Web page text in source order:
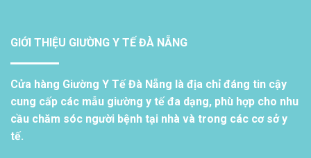
GIỚI THIỆU GIƯỜNG Y TẾ ĐÀ NẴNG
Cửa hàng Giường Y Tế Đà Nẵng là địa chỉ đáng tin cậy
cung cấp các mẫu giường y tế đa dạng, phù hợp cho nhu
cầu chăm sóc người bệnh tại nhà và trong các cơ sở y
tế.